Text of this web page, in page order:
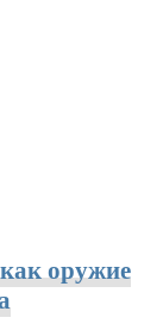
оружие